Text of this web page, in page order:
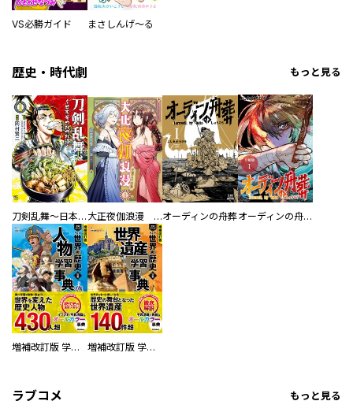
VS必勝ガイド まさしんげ～る
歴史・時代劇 もっと見る
刀剣乱舞～日本号つれづれ酒～ 大正夜伽浪漫 －金曜日の花嫁—オーディンの舟葬 オーディンの舟葬 分冊版
増補改訂版 学研まんが NEW世界の歴史 別巻 人物学習事典 増補改訂版 学研まんが NEW世界の歴史 別巻 世界遺産学習事典
ラブコメ もっと見る